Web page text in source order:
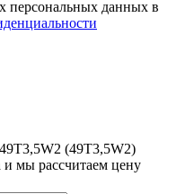
персональных данных в
(49Т3,5W2)
мы рассчитаем цену